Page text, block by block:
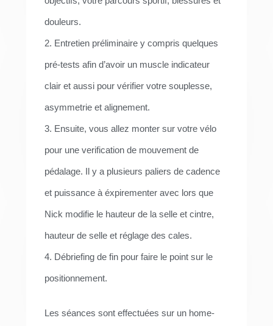
douleurs.
2. Entretien préliminaire y compris quelques
pré-tests afin d’avoir un muscle indicateur
clair et aussi pour vérifier votre souplesse,
asymmetrie et alignement.
3. Ensuite, vous allez monter sur votre vélo
pour une verification de mouvement de
pédalage. Il y a plusieurs paliers de cadence
et puissance à éxpirementer avec lors que
Nick modifie le hauteur de la selle et cintre,
hauteur de selle et réglage des cales.
4. Débriefing de fin pour faire le point sur le
positionnement.
Les séances sont effectuées sur un home-